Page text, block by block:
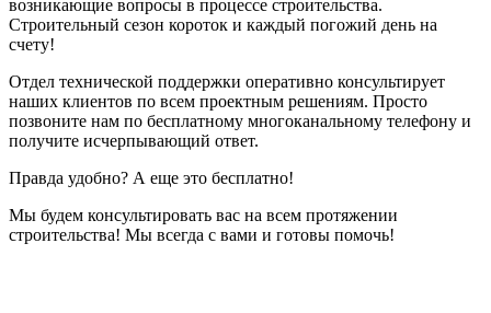
возникающие вопросы в процессе строительства.
Строительный сезон короток и каждый погожий день на
счету!
Отдел технической поддержки оперативно консультирует
наших клиентов по всем проектным решениям. Просто
позвоните нам по бесплатному многоканальному телефону и
получите исчерпывающий ответ.
Правда удобно? А еще это бесплатно!
Мы будем консультировать вас на всем протяжении
строительства! Мы всегда с вами и готовы помочь!